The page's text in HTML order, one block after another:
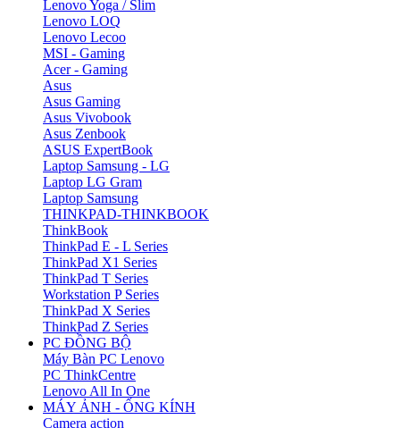
Lenovo Yoga / Slim
Lenovo LOQ
Lenovo Lecoo
MSI - Gaming
Acer - Gaming
Asus
Asus Gaming
Asus Vivobook
Asus Zenbook
ASUS ExpertBook
Laptop Samsung - LG
Laptop LG Gram
Laptop Samsung
THINKPAD-THINKBOOK
ThinkBook
ThinkPad E - L Series
ThinkPad X1 Series
ThinkPad T Series
Workstation P Series
ThinkPad X Series
ThinkPad Z Series
PC ĐỒNG BỘ
Máy Bàn PC Lenovo
PC ThinkCentre
Lenovo All In One
MÁY ẢNH - ỐNG KÍNH
Camera action